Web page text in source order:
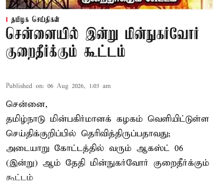
தமிழக செய்திகள்
சென்னையில் இன்று மின்நுகர்வோர்
குறைதீர்க்கும் கூட்டம்
Published on: 06 Aug 2026, 1:03 am
சென்னை,
தமிழ்நாடு மின்பகிர்மானக் கழகம் வெளியிட்டுள்ள
செய்திக்குறிப்பில் தெரிவித்திருப்பதாவது;
அடையாறு கோட்டத்தில் வரும் ஆகஸ்ட் 06
(இன்று) ஆம் தேதி மின்நுகர்வோர் குறைதீர்க்கும்
கூட்டம்